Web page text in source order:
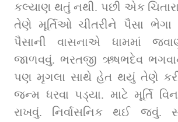
કલ્યાણ થતું નથી. પછી એક
તેણે મૂર્તિઓ ચીતરીને પૈસા ભેગા
પૈસાની વાસનાએ ધામમાં
જાળવવું. ભરતજી ઋષભદેવ
પણ મૃગલા સાથે હેત થયું તેણે
જન્મ ધરવા પડ્યા. માટે મૂર્તિ
રાખવું. નિર્વાસનિક થઈ જવું.